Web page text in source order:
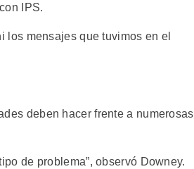
IPS.
los mensajes que tuvimos en el
deben hacer frente a numerosas
de problema”, observó Downey.